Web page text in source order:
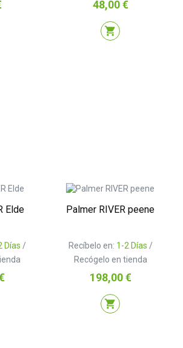
Precio
48,00 €
shopping_cart
Elde
Días /
Palmer RIVER peene
Recíbelo en: 1-2 Días /
Recógelo en tienda
Precio
198,00 €
shopping_cart